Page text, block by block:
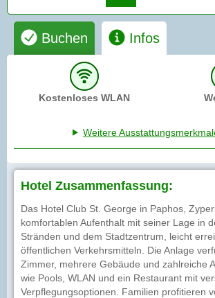
Buchen Infos
Kostenloses WLAN
Weitere
Hotel Zusammenfassung:
Das Hotel Club St. George in Paphos,
komfortablen Aufenthalt mit seiner Lage in
Stränden und dem Stadtzentrum, leicht
öffentlichen Verkehrsmitteln. Die Anlage
Zimmer, mehrere Gebäude und zahlreiche
wie Pools, WLAN und ein Restaurant mit
Verpflegungsoptionen. Familien profitieren